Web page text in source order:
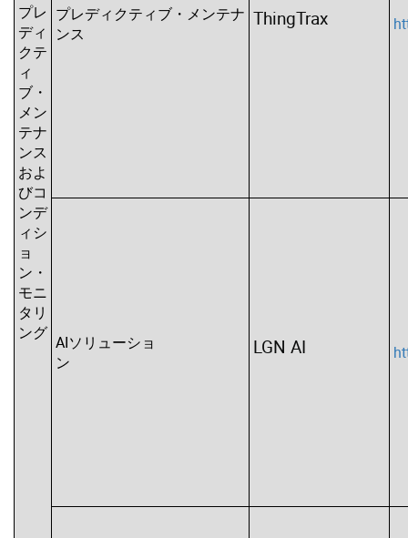
プレ
ディ
クテ
ィ
ブ・
メン
テナ
ンス
およ
びコ
ンデ
ィシ
ョ
ン・
モニ
タリ
ング
プレディクティブ・メンテナ
ンス
ThingTrax
AIソリューショ
ン
LGN AI